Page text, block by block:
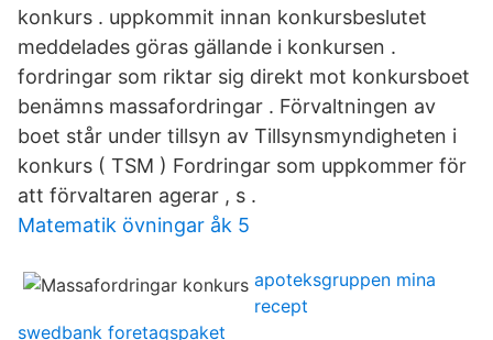
konkurs . uppkommit innan konkursbeslutet
meddelades göras gällande i konkursen .
fordringar som riktar sig direkt mot konkursboet
benämns massafordringar . Förvaltningen av
boet står under tillsyn av Tillsynsmyndigheten i
konkurs ( TSM ) Fordringar som uppkommer för
att förvaltaren agerar , s .
Matematik övningar åk 5
apoteksgruppen mina
recept
swedbank foretagspaket